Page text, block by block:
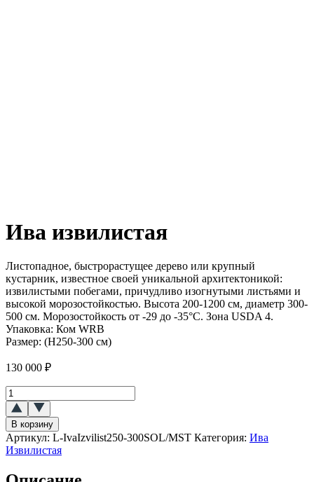
Ива извилистая
Листопадное, быстрорастущее дерево или крупный
кустарник, известное своей уникальной архитектоникой:
извилистыми побегами, причудливо изогнутыми листьями и
высокой морозостойкостью. Высота 200-1200 см, диаметр 300-
500 см. Морозостойкость от -29 до -35°C. Зона USDA 4.
Упаковка: Ком WRB
Размер: (Н250-300 см)
130 000 ₽
Количество
товара
Ива
извилистая
В корзину
Артикул: L-IvaIzvilist250-300SOL/MST Категория: Ива
Извилистая